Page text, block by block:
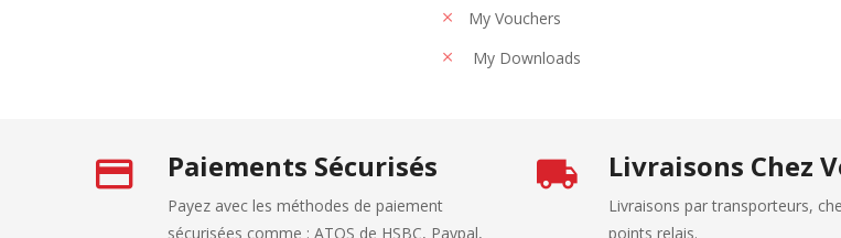
My Vouchers
My Downloads
Paiements Sécurisés
Payez avec les méthodes de paiement
sécurisées comme : ATOS de HSBC, Paypal,
Livraisons Chez
Livraisons par transporteurs,
points relais.